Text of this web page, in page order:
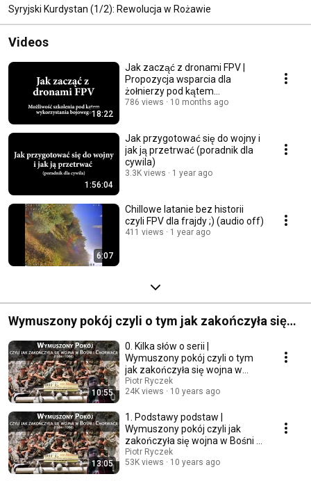
Syryjski Kurdystan (1/2): Rewolucja w Rożawie
Videos
18:22
Jak zacząć z dronami FPV |
Propozycja wsparcia dla
żołnierzy pod kątem
wykorzystania bojowego
786 views 10 months ago
1:56:04
Jak przygotować się do wojny i
jak ją przetrwać (poradnik dla
cywila)
3.3K views 1 year ago
6:07
Chillowe latanie bez historii
czyli FPV dla frajdy ;) (audio off)
411 views 1 year ago
Wymuszony pokój czyli o tym jak zakończyła się
Wojna w Bośni i Chorwacji
10:55
0. Kilka słów o serii |
Wymuszony pokój czyli o tym
jak zakończyła się wojna w
Bośni i Chorwacji
Piotr Ryczek
24K views
10 years ago
13:05
1. Podstawy podstaw |
Wymuszony pokój czyli jak
zakończyła się wojna w Bośni i
Chorwacji
Piotr Ryczek
53K views
10 years ago